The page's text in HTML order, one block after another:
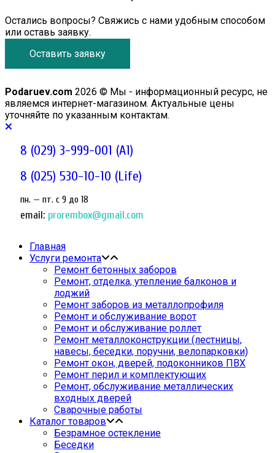
Остались вопросы? Свяжись с нами удобным способом
или оставь заявку.
Оставить заявку
Podaruev.com 2026 © Мы - информационный ресурс, не
являемся интернет-магазином. Актуальные цены
уточняйте по указанным контактам.
8 (029) 3-999-001 (A1)
8 (025) 530-10-10 (Life)
пн. — пт. c 9 до 18
email: prorembox@gmail.com
Главная
Услуги ремонта
Ремонт бетонных заборов
Ремонт, отделка, утепление балконов и
лоджий
Ремонт заборов из металлопрофиля
Ремонт и обслуживание ворот
Ремонт и обслуживание роллет
Ремонт металлоконструкции (лестницы,
навесы, беседки, поручни, велопарковки)
Ремонт окон, дверей, подоконников ПВХ
Ремонт перил и комплектующих
Ремонт, обслуживание металлических
входных дверей
Сварочные работы
Каталог товаров
Безрамное остекление
Беседки